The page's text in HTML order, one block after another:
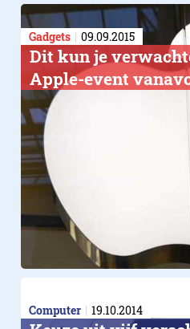
Gadgets 09.09.2015
Dit kun je
Apple-event
Computer 19.10.2014